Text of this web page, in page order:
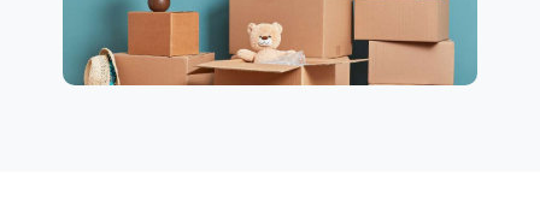
Möbeltransport
International